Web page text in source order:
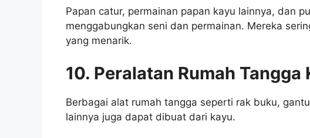
Papan catur, permainan papan kayu lainnya, dan
menggabungkan seni dan permainan. Mereka
yang menarik.
10. Peralatan Rumah Tangga
Berbagai alat rumah tangga seperti rak buku,
lainnya juga dapat dibuat dari kayu.